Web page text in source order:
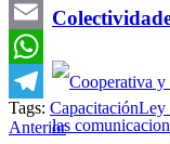
Twitter
Email
WhatsApp
Telegram
Tags: CapacitaciónLey
Anterior